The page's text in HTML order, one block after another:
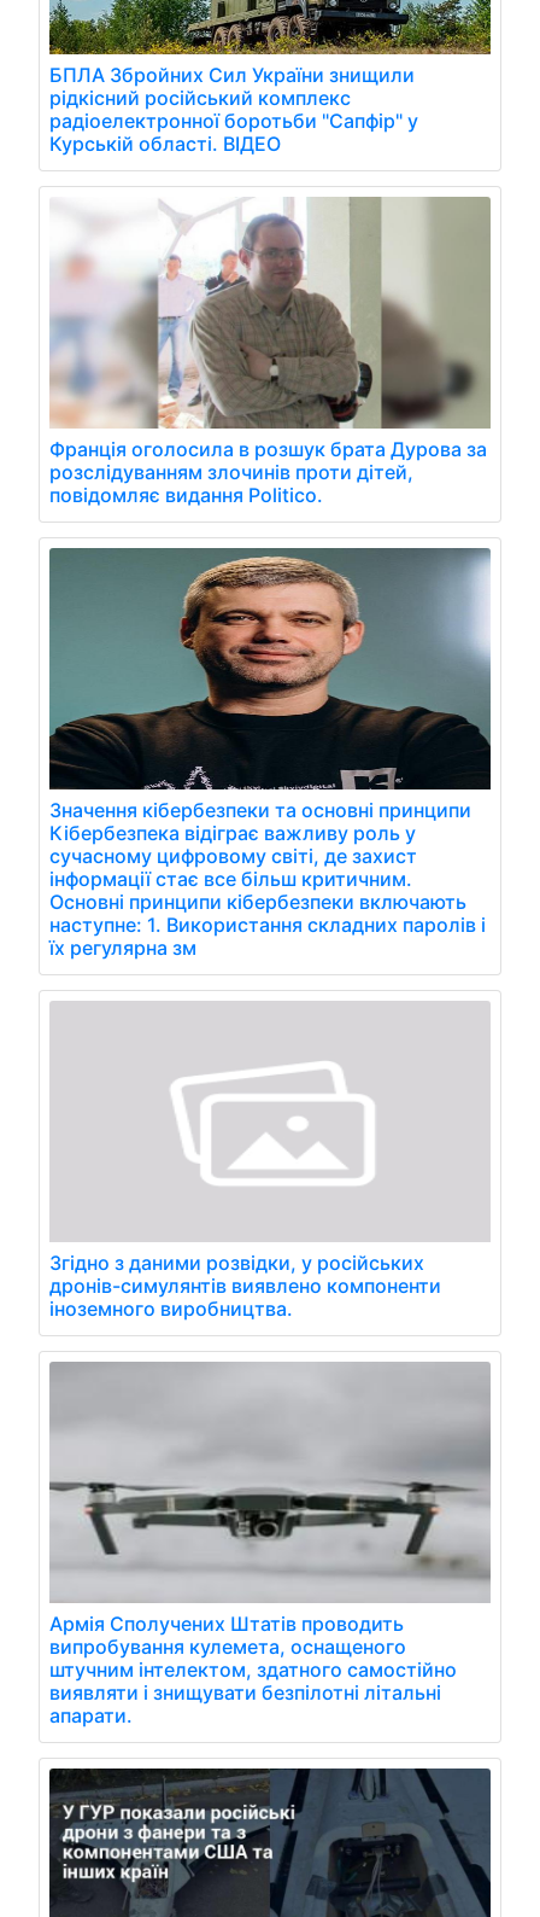
БПЛА Збройних Сил України знищили
рідкісний російський комплекс
радіоелектронної боротьби "Сапфір" у
Курській області. ВІДЕО
Франція оголосила в розшук брата Дурова за
розслідуванням злочинів проти дітей,
повідомляє видання Politico.
Значення кібербезпеки та основні принципи
Кібербезпека відіграє важливу роль у
сучасному цифровому світі, де захист
інформації стає все більш критичним.
Основні принципи кібербезпеки включають
наступне: 1. Використання складних паролів і
їх регулярна зм
Згідно з даними розвідки, у російських
дронів-симулянтів виявлено компоненти
іноземного виробництва.
Армія Сполучених Штатів проводить
випробування кулемета, оснащеного
штучним інтелектом, здатного самостійно
виявляти і знищувати безпілотні літальні
апарати.